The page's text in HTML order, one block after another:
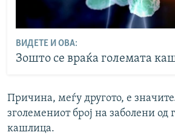
ВИДЕТЕ И ОВА:
Зошто се враќа големата
Причина, меѓу другото, е
зголемениот број на заболени од
кашлица.